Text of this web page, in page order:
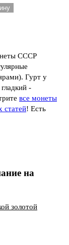
СССР
Гурт у
-
все монеты
статей! Есть
на
золотой